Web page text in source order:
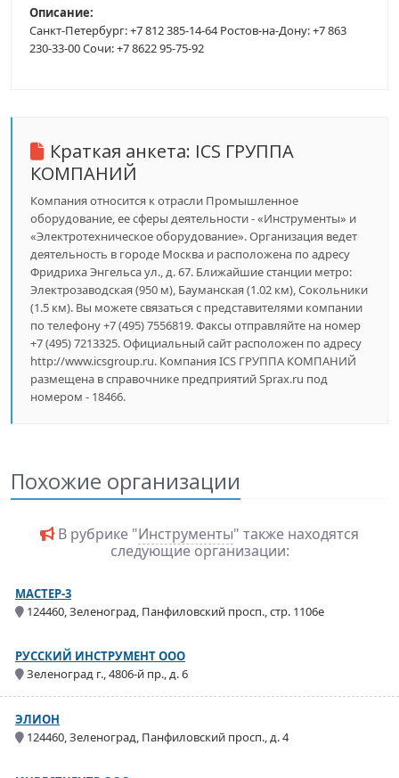
Описание:
Санкт-Петербург: +7 812 385-14-64 Ростов-на-Дону: +7 863
230-33-00 Сочи: +7 8622 95-75-92
Краткая анкета: ICS ГРУППА
КОМПАНИЙ
Компания относится к отрасли Промышленное
оборудование, ее сферы деятельности - «Инструменты» и
«Электротехническое оборудование». Организация ведет
деятельность в городе Москва и расположена по адресу
Фридриха Энгельса ул., д. 67. Ближайшие станции метро:
Электрозаводская (950 м), Бауманская (1.02 км), Сокольники
(1.5 км). Вы можете связаться с представителями компании
по телефону +7 (495) 7556819. Факсы отправляйте на номер
+7 (495) 7213325. Официальный сайт расположен по адресу
http://www.icsgroup.ru. Компания ICS ГРУППА КОМПАНИЙ
размещена в справочнике предприятий Sprax.ru под
номером - 18466.
Похожие организации
В рубрике "Инструменты" также находятся
следующие организации:
МАСТЕР-3
124460, Зеленоград, Панфиловский просп., стр. 1106е
РУССКИЙ ИНСТРУМЕНТ ООО
Зеленоград г., 4806-й пр., д. 6
ЭЛИОН
124460, Зеленоград, Панфиловский просп., д. 4